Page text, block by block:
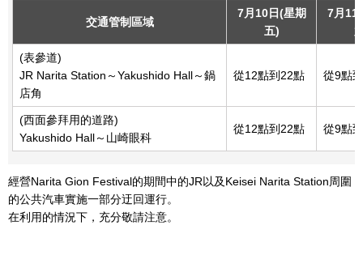
交通管制區域
7月10日(星期
五)
7月11
(表參道)
JR Narita Station～Yakushido Hall～鍋
店角
從12點到22點 從9點
(西面參拜用的道路)
Yakushido Hall～山崎眼科
從12點到22點 從9點
經營Narita Gion Festival的期間中的JR以及Keisei Narita Station周圍
的公共汽車實施一部分迂回運行。
在利用的情況下，充分敬請注意。